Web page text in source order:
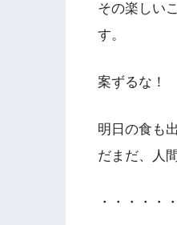
その楽しい
す。
案ずるな！
明日の食も
だまだ、人
・・・・・